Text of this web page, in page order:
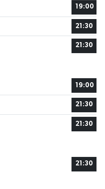
19:00
21:30
21:30
19:00
21:30
21:30
21:30